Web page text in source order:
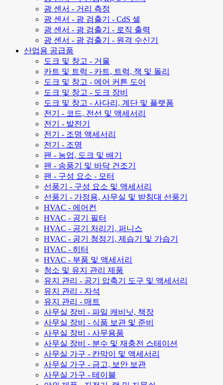
광 센서 - 거리 측정
광 센서 - 광 검출기 - CdS 셀
광 센서 - 광 검출기 - 로직 출력
광 센서 - 광 검출기 - 원격 수신기
산업용 공급품
도크 및 창고 - 거울
카트 및 트럭 - 카트, 트럭, 잭 및 돌리
도크 및 창고 - 에어 커튼 도어
도크 및 창고 - 도크 장비
도크 및 창고 - 사다리, 계단 및 플랫폼
전기 - 코드, 전선 및 액세서리
전기 - 발전기
전기 - 조명 액세서리
전기 - 조명
팬 - 농업, 도크 및 배기
팬 - 송풍기 및 바닥 건조기
팬 - 구성 요소 - 모터
선풍기 - 구성 요소 및 액세서리
선풍기 - 가정용, 사무실 및 받침대 선풍기
HVAC - 에어컨
HVAC - 공기 필터
HVAC - 공기 처리기, 퍼니스
HVAC - 공기 청정기, 제습기 및 가습기
HVAC - 히터
HVAC - 부품 및 액세서리
청소 및 유지 관리 제품
유지 관리 - 공기 압축기 도구 및 액세서리
유지 관리 - 자석
유지 관리 - 매트
사무실 장비 - 파일 캐비닛, 책장
사무실 장비 - 식품 보관 및 준비
사무실 장비 - 사무용품
사무실 장비 - 분수 및 재충전 스테이션
사무실 가구 - 칸막이 및 액세서리
사무실 가구 - 금고, 보안 보관
사무실 가구 - 테이블